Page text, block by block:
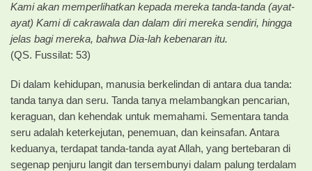
Kami akan memperlihatkan kepada mereka tanda-tanda (ayat-
ayat) Kami di cakrawala dan dalam diri mereka sendiri, hingga
jelas bagi mereka, bahwa Dia-lah kebenaran itu.
(QS. Fussilat: 53)
Di dalam kehidupan, manusia berkelindan di antara dua tanda:
tanda tanya dan seru. Tanda tanya melambangkan pencarian,
keraguan, dan kehendak untuk memahami. Sementara tanda
seru adalah keterkejutan, penemuan, dan keinsafan. Antara
keduanya, terdapat tanda-tanda ayat Allah, yang bertebaran di
segenap penjuru langit dan tersembunyi dalam palung terdalam